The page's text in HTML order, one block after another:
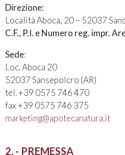
Direzione:
Località Aboca, 20 – 52037
C.F., P.I. e Numero reg. impr.
Sede:
Loc. Aboca 20
52037 Sansepolcro (AR)
tel. +39 0575 746 470
fax +39 0575 746 375
marketing@apotecanatura.it
2. - PREMESSA